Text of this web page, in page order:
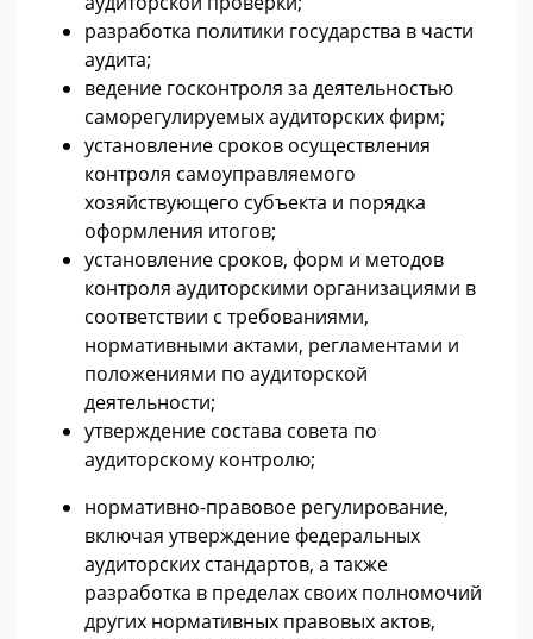
разработка политики государства в части
аудита;
ведение госконтроля за деятельностью
саморегулируемых аудиторских фирм;
установление сроков осуществления
контроля самоуправляемого
хозяйствующего субъекта и порядка
оформления итогов;
установление сроков, форм и методов
контроля аудиторскими организациями в
соответствии с требованиями,
нормативными актами, регламентами и
положениями по аудиторской
деятельности;
утверждение состава совета по
аудиторскому контролю;
нормативно-правовое регулирование,
включая утверждение федеральных
аудиторских стандартов, а также
разработка в пределах своих полномочий
других нормативных правовых актов,